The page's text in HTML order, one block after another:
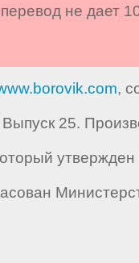
не дает
,
25.
утвержден